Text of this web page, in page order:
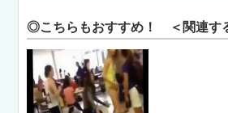
◎こちらもおすすめ！ ＜関連す